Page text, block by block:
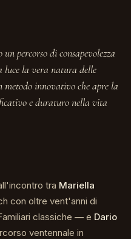
percorso di consapevolezza
luce la vera natura delle
innovativo che apre la
e duraturo nella vita
tra Mariella
con oltre vent'anni di
classiche — e Dario
ventennale in